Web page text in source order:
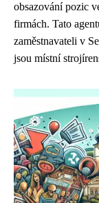
obsazování pozic
firmách. Tato
zaměstnavateli v
jsou místní